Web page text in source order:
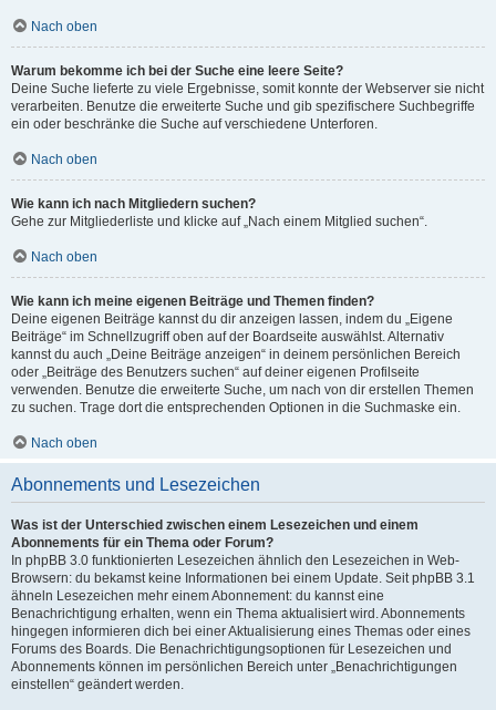
Nach oben
Warum bekomme ich bei der Suche eine leere Seite?
Deine Suche lieferte zu viele Ergebnisse, somit konnte der Webserver sie nicht
verarbeiten. Benutze die erweiterte Suche und gib spezifischere Suchbegriffe
ein oder beschränke die Suche auf verschiedene Unterforen.
Nach oben
Wie kann ich nach Mitgliedern suchen?
Gehe zur Mitgliederliste und klicke auf „Nach einem Mitglied suchen“.
Nach oben
Wie kann ich meine eigenen Beiträge und Themen finden?
Deine eigenen Beiträge kannst du dir anzeigen lassen, indem du „Eigene
Beiträge“ im Schnellzugriff oben auf der Boardseite auswählst. Alternativ
kannst du auch „Deine Beiträge anzeigen“ in deinem persönlichen Bereich
oder „Beiträge des Benutzers suchen“ auf deiner eigenen Profilseite
verwenden. Benutze die erweiterte Suche, um nach von dir erstellen Themen
zu suchen. Trage dort die entsprechenden Optionen in die Suchmaske ein.
Nach oben
Abonnements und Lesezeichen
Was ist der Unterschied zwischen einem Lesezeichen und einem
Abonnements für ein Thema oder Forum?
In phpBB 3.0 funktionierten Lesezeichen ähnlich den Lesezeichen in Web-
Browsern: du bekamst keine Informationen bei einem Update. Seit phpBB 3.1
ähneln Lesezeichen mehr einem Abonnement: du kannst eine
Benachrichtigung erhalten, wenn ein Thema aktualisiert wird. Abonnements
hingegen informieren dich bei einer Aktualisierung eines Themas oder eines
Forums des Boards. Die Benachrichtigungsoptionen für Lesezeichen und
Abonnements können im persönlichen Bereich unter „Benachrichtigungen
einstellen“ geändert werden.